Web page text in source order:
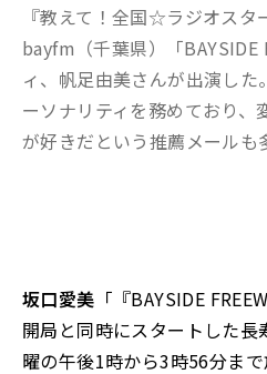
『教えて！全国☆ラジオスタ
bayfm（千葉県）「BAYSIDE
ィ、帆足由美さんが出演し
ーソナリティを務めており、
が好きだという推薦メールも
坂口愛美 「『BAYSIDE
開局と同時にスタートした長
曜の午後1時から3時56分ま